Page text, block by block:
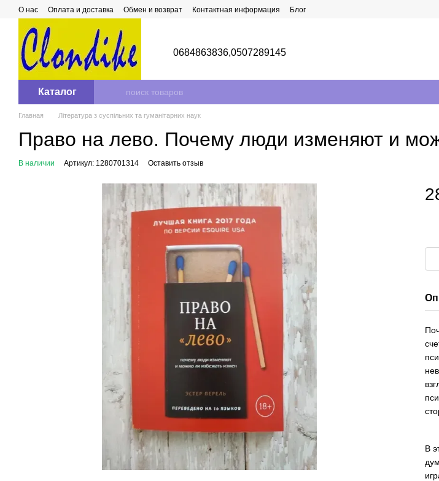
Перейти к основному контенту
О нас Оплата и доставка Обмен и возврат Контактная информация Блог
0684863836,0507289145
Каталог
Главная Література з суспільних та гуманітарних наук
Право на лево. Почему люди изменяют и
В наличии Артикул: 1280701314 Оставить отзыв
В